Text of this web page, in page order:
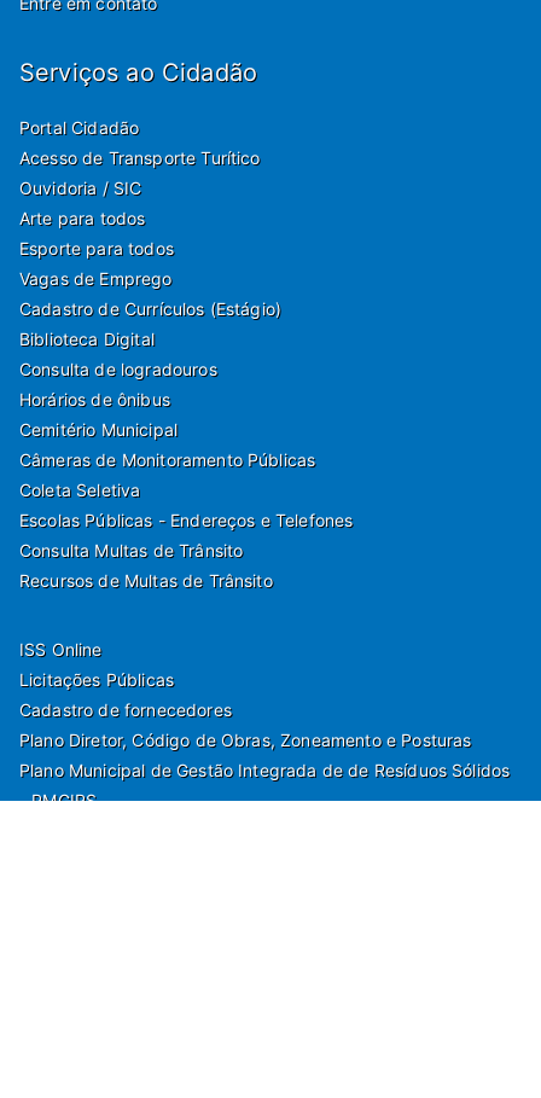
Serviços ao Cidadão
Portal Cidadão
Acesso de Transporte Turítico
Ouvidoria / SIC
Arte para todos
Esporte para todos
Vagas de Emprego
Cadastro de Currículos (Estágio)
Biblioteca Digital
Consulta de logradouros
Horários de ônibus
Cemitério Municipal
Câmeras de Monitoramento Públicas
Coleta Seletiva
Escolas Públicas - Endereços e Telefones
Consulta Multas de Trânsito
Recursos de Multas de Trânsito
ISS Online
Licitações Públicas
Cadastro de fornecedores
Plano Diretor, Código de Obras, Zoneamento e Posturas
Plano Municipal de Gestão Integrada de de Resíduos Sólidos
- PMGIRS